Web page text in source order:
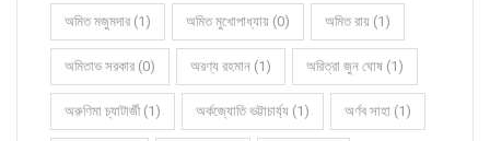
অমিত মজুমদার (1) অমিত মুখোপাধ্যায় (0) অমিত রায় (1)
অমিতাভ সরকার (0) অরণ্য রহমান (1) অরিত্রা জুন ঘোষ (1)
অরুণিমা চ্যাটার্জী (1) অর্কজ্যোতি ভট্টাচার্য্য (1) অর্ণব সাহা (1)